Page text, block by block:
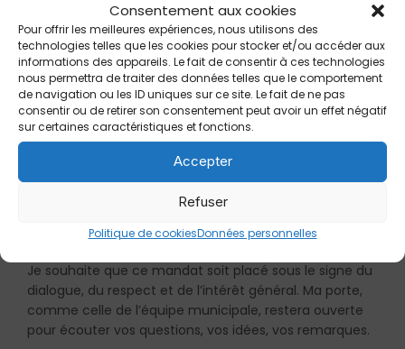
Consentement aux cookies
Pour offrir les meilleures expériences, nous utilisons des
technologies telles que les cookies pour stocker et/ou accéder aux
informations des appareils. Le fait de consentir à ces technologies
nous permettra de traiter des données telles que le comportement
de navigation ou les ID uniques sur ce site. Le fait de ne pas
consentir ou de retirer son consentement peut avoir un effet négatif
sur certaines caractéristiques et fonctions.
Accepter
Refuser
Politique de cookiesDonnées personnelles
soutenir lelien social, la culture, les associations
autant que possible, le commerce de proximité,
associer les habitants aux décisions importantes par
une information claire et des temps de
concertation.
Ce site internet a vocation à être unoutil
d’information et de lienentre la mairie et chacun
d’entre vous : actualités, démarches, projets, vie du
conseil municipal. Nous le ferons évoluer au fil du
suggestions.
Je souhaite que ce mandat soit placé sous le signe du
dialogue, du respect et de l’intérêt général. Ma porte,
comme celle de l’équipe municipale, restera ouverte
pour écouter vos questions, vos idées, vos remarques.